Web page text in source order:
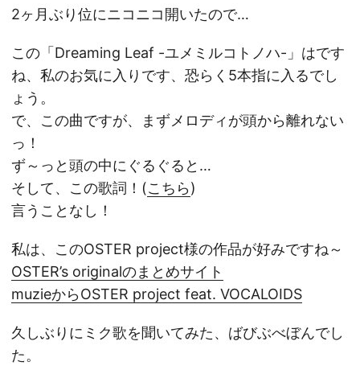
2ヶ月ぶり位にニコニコ開いたので…
この「Dreaming Leaf -ユメミルコトノハ-」はです
ね、私のお気に入りです、恐らく5本指に入るでし
ょう。
で、この曲ですが、まずメロディが頭から離れない
っ！
ず～っと頭の中にぐるぐると…
そして、この歌詞！(こちら)
言うことなし！
私は、このOSTER project様の作品が好みですね～
OSTER’s originalのまとめサイト
muzieからOSTER project feat. VOCALOIDS
久しぶりにミク歌を聞いてみた、ばびぶべぼんでし
た。